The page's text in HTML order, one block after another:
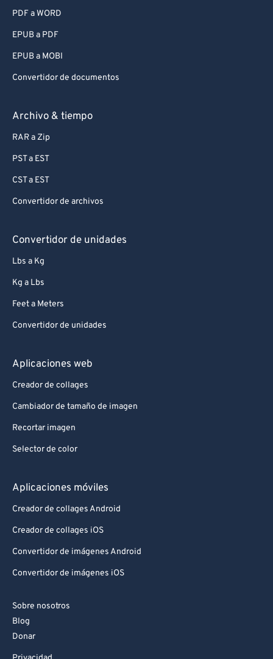
PDF a WORD
EPUB a PDF
EPUB a MOBI
Convertidor de documentos
Archivo & tiempo
RAR a Zip
PST a EST
CST a EST
Convertidor de archivos
Convertidor de unidades
Lbs a Kg
Kg a Lbs
Feet a Meters
Convertidor de unidades
Aplicaciones web
Creador de collages
Cambiador de tamaño de imagen
Recortar imagen
Selector de color
Aplicaciones móviles
Creador de collages Android
Creador de collages iOS
Convertidor de imágenes Android
Convertidor de imágenes iOS
Sobre nosotros
Blog
Donar